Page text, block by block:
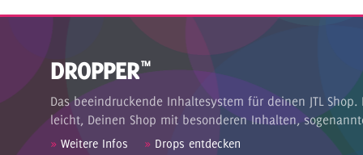
DROPPER™
Das beeindruckende Inhaltesystem für deinen JTL
leicht, Deinen Shop mit besonderen Inhalten,
» Weitere Infos »Drops entdecken